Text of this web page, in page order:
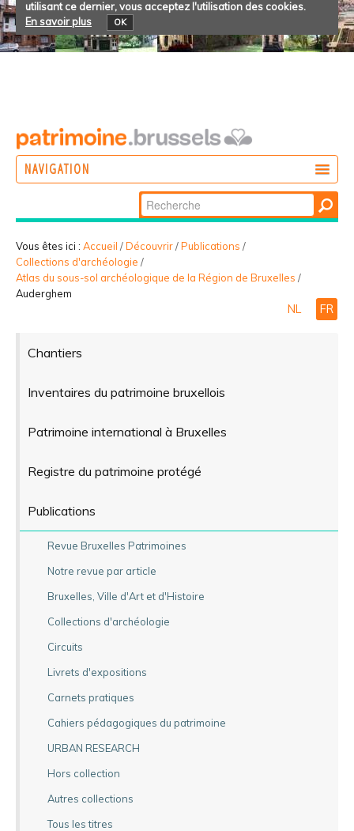
utilisant ce dernier, vous acceptez l'utilisation des cookies.
En savoir plus
OK
NAVIGATION
PARTICIPER
Chercher par
Recherche
avancée…
Vous êtes ici : Accueil /Découvrir/Publications /
Collections d'archéologie /
Atlas du sous-sol archéologique de la Région de Bruxelles /
Auderghem
NL FR
Chantiers
Inventaires du patrimoine bruxellois
Patrimoine international à Bruxelles
Registre du patrimoine protégé
Publications
Revue Bruxelles Patrimoines
Notre revue par article
Bruxelles, Ville d'Art et d'Histoire
Collections d'archéologie
Circuits
Livrets d'expositions
Carnets pratiques
Cahiers pédagogiques du patrimoine
URBAN RESEARCH
Hors collection
Autres collections
Tous les titres